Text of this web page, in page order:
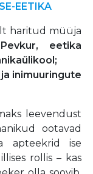
EETIKA
haritud müüja
eetika
inimuuringute
leevendust
ootavad
apteekrid ise
rollis – kas